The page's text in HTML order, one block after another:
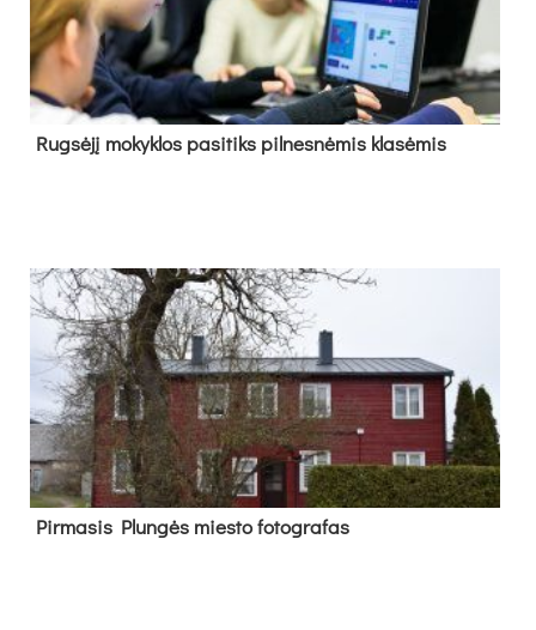
Rug­sė­jį mo­kyk­los pa­si­tiks pil­nes­nė­mis kla­sė­mis
Pir­ma­sis Plun­gės mies­to fo­tog­ra­fas